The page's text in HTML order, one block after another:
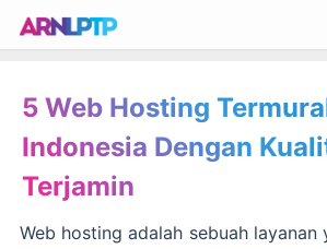
5 Web Hosting
Indonesia Dengan
Terjamin
Web hosting adalah sebuah layanan